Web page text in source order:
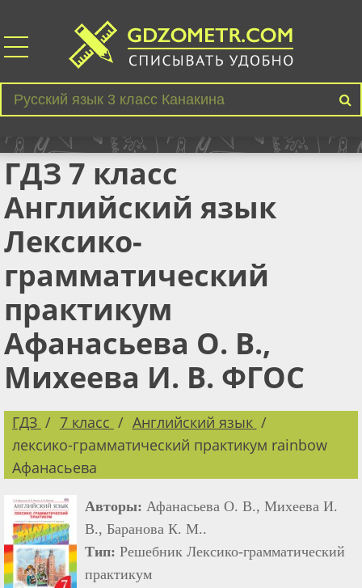
ГДЗ 7 класс
Английский язык
Лексико-
грамматический
практикум
Афанасьева О. В.,
Михеева И. В. ФГОС
ГДЗ 7 класс
Английский язык
лексико-грамматический практикум rainbow
Афанасьева
Авторы: Афанасьева О. В., Михеева И.
В., Баранова К. М..
Тип: Решебник Лексико-грамматический
практикум